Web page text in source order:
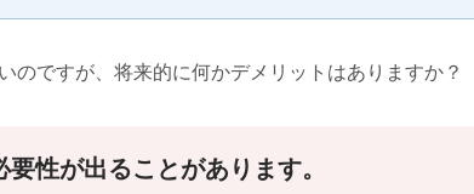
のですが、将来的に何かデメリットはありますか？
性が出ることがあります。